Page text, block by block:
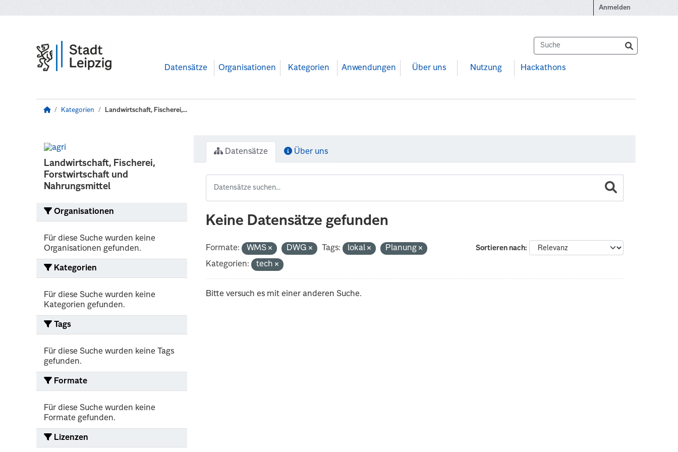
Anmelden
Datensätze Organisationen Kategorien Anwendungen Über uns Nutzung Hackathons
Kategorien Landwirtschaft, Fischerei,...
Landwirtschaft, Fischerei,
Forstwirtschaft und
Nahrungsmittel
Organisationen
Für diese Suche wurden keine
Organisationen gefunden.
Kategorien
Für diese Suche wurden keine
Kategorien gefunden.
Tags
Für diese Suche wurden keine Tags
gefunden.
Formate
Für diese Suche wurden keine
Formate gefunden.
Lizenzen
Datensätze Über uns
Keine Datensätze gefunden
Sortieren nach
Formate: WMS DWG Tags: lokal
Planung
Kategorien:
tech
Bitte versuch es mit einer anderen Suche.